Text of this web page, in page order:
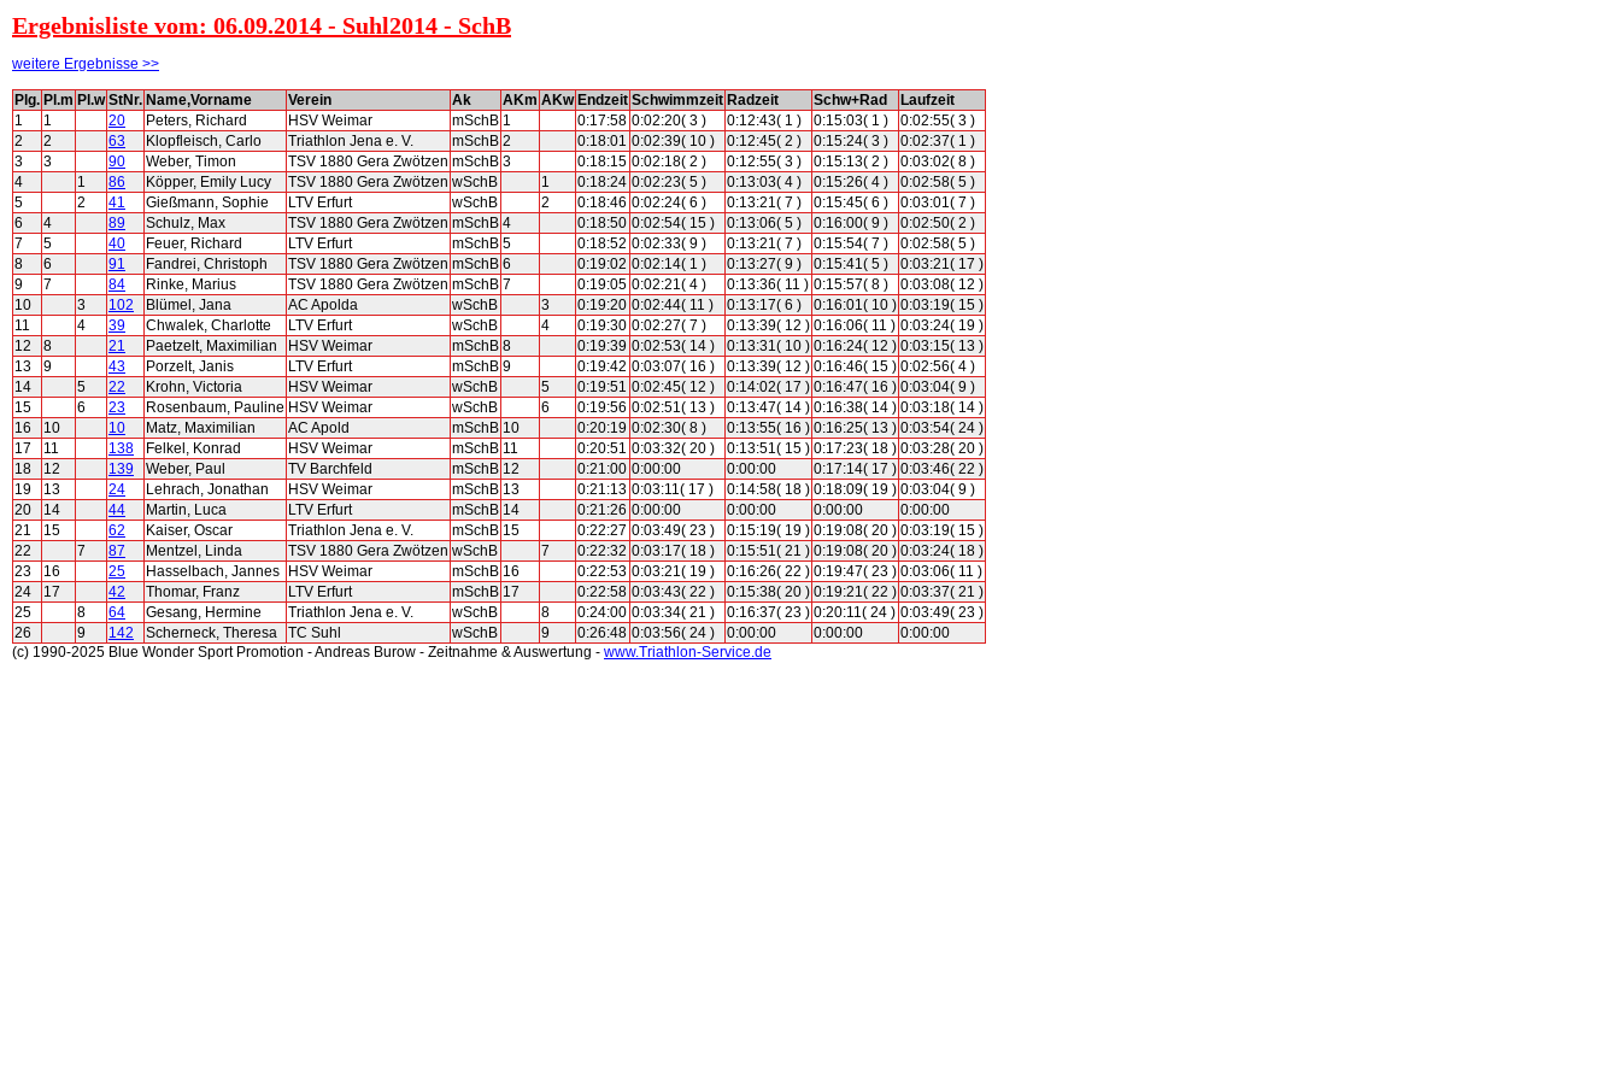
Ergebnisliste vom: 06.09.2014 - Suhl2014 - SchB
weitere Ergebnisse >>
Plg. Pl.m Pl.w StNr. Name,Vorname Verein Ak AKm AKw Endzeit Schwimmzeit Radzeit Schw+Rad
Laufzeit
1
1 20 Peters, Richard HSV Weimar mSchB 1 0:17:58 0:02:20( 3 ) 0:12:43( 1 ) 0:15:03( 1 )
0:02:55( 3 )
2
2 63 Klopfleisch, Carlo Triathlon Jena e. V. mSchB 2 0:18:01 0:02:39( 10 ) 0:12:45( 2 ) 0:15:24( 3 )
0:02:37( 1 )
3
3 90 Weber, Timon TSV 1880 Gera Zwötzen mSchB 3 0:18:15 0:02:18( 2 ) 0:12:55( 3 ) 0:15:13( 2 )
0:03:02( 8 )
4
1 86 Köpper, Emily Lucy TSV 1880 Gera Zwötzen wSchB 1 0:18:24 0:02:23( 5 ) 0:13:03( 4 ) 0:15:26( 4 )
0:02:58( 5 )
5
2 41 Gießmann, Sophie LTV Erfurt wSchB 2 0:18:46 0:02:24( 6 ) 0:13:21( 7 ) 0:15:45( 6 )
0:03:01( 7 )
6
4 89 Schulz, Max TSV 1880 Gera Zwötzen mSchB 4 0:18:50 0:02:54( 15 ) 0:13:06( 5 ) 0:16:00( 9 )
0:02:50( 2 )
7
5 40 Feuer, Richard LTV Erfurt mSchB 5 0:18:52 0:02:33( 9 ) 0:13:21( 7 ) 0:15:54( 7 )
0:02:58( 5 )
8
6 91 Fandrei, Christoph TSV 1880 Gera Zwötzen mSchB 6 0:19:02 0:02:14( 1 ) 0:13:27( 9 ) 0:15:41( 5 )
0:03:21( 17 )
9
7 84 Rinke, Marius TSV 1880 Gera Zwötzen mSchB 7 0:19:05 0:02:21( 4 ) 0:13:36( 11 ) 0:15:57( 8 )
0:03:08( 12 )
10
3 102 Blümel, Jana AC Apolda wSchB 3 0:19:20 0:02:44( 11 ) 0:13:17( 6 ) 0:16:01( 10 ) 0:03:19( 15 )
11
4 39 Chwalek, Charlotte LTV Erfurt wSchB 4 0:19:30 0:02:27( 7 ) 0:13:39( 12 ) 0:16:06( 11 ) 0:03:24( 19 )
12
8 21 Paetzelt, Maximilian HSV Weimar mSchB 8 0:19:39 0:02:53( 14 ) 0:13:31( 10 ) 0:16:24( 12 ) 0:03:15( 13 )
13
9 43 Porzelt, Janis LTV Erfurt mSchB 9 0:19:42 0:03:07( 16 ) 0:13:39( 12 ) 0:16:46( 15 ) 0:02:56( 4 )
14
5 22 Krohn, Victoria HSV Weimar wSchB 5 0:19:51 0:02:45( 12 ) 0:14:02( 17 ) 0:16:47( 16 ) 0:03:04( 9 )
15
6 23 Rosenbaum, Pauline HSV Weimar wSchB 6 0:19:56 0:02:51( 13 ) 0:13:47( 14 ) 0:16:38( 14 ) 0:03:18( 14 )
16
10 10 Matz, Maximilian AC Apold mSchB 10 0:20:19 0:02:30( 8 ) 0:13:55( 16 ) 0:16:25( 13 ) 0:03:54( 24 )
17
11 138 Felkel, Konrad HSV Weimar mSchB 11 0:20:51 0:03:32( 20 ) 0:13:51( 15 ) 0:17:23( 18 ) 0:03:28( 20 )
18
12 139 Weber, Paul TV Barchfeld mSchB 12 0:21:00 0:00:00 0:00:00 0:17:14( 17 ) 0:03:46( 22 )
19
13 24 Lehrach, Jonathan HSV Weimar mSchB 13 0:21:13 0:03:11( 17 ) 0:14:58( 18 ) 0:18:09( 19 ) 0:03:04( 9 )
20
14 44 Martin, Luca LTV Erfurt mSchB 14 0:21:26 0:00:00 0:00:00 0:00:00
0:00:00
21
15 62 Kaiser, Oscar Triathlon Jena e. V. mSchB 15 0:22:27 0:03:49( 23 ) 0:15:19( 19 ) 0:19:08( 20 ) 0:03:19( 15 )
22
7 87 Mentzel, Linda TSV 1880 Gera Zwötzen wSchB 7 0:22:32 0:03:17( 18 ) 0:15:51( 21 ) 0:19:08( 20 ) 0:03:24( 18 )
23
16 25 Hasselbach, Jannes HSV Weimar mSchB 16 0:22:53 0:03:21( 19 ) 0:16:26( 22 ) 0:19:47( 23 ) 0:03:06( 11 )
24
17 42 Thomar, Franz LTV Erfurt mSchB 17 0:22:58 0:03:43( 22 ) 0:15:38( 20 ) 0:19:21( 22 ) 0:03:37( 21 )
25
8 64 Gesang, Hermine Triathlon Jena e. V. wSchB 8 0:24:00 0:03:34( 21 ) 0:16:37( 23 ) 0:20:11( 24 ) 0:03:49( 23 )
26
9 142 Scherneck, Theresa TC Suhl wSchB 9 0:26:48 0:03:56( 24 ) 0:00:00 0:00:00
0:00:00
(c) 1990-2025 Blue Wonder Sport Promotion - Andreas Burow - Zeitnahme & Auswertung - www.Triathlon-Service.de